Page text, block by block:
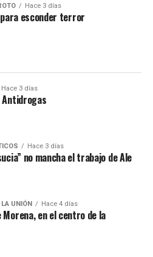
Hace 3 días
esconder terror
Hace 3 días
Hace 3 días
no mancha el trabajo de Ale
UNIÓN Hace 4 días
Morena, en el centro de la